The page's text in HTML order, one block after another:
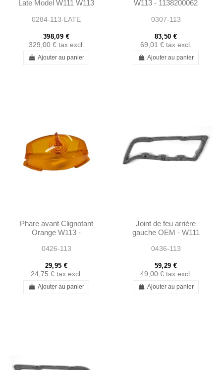
Late Model W111 W113
0284-113-LATE
398,09 €
329,00 € tax excl.
Ajouter au panier
W113 - 1138200062
0307-113
83,50 €
69,01 € tax excl.
Ajouter au panier
Phare avant Clignotant
Orange W113 -
0008260157
0426-113
29,95 €
24,75 € tax excl.
Ajouter au panier
Joint de feu arrière
gauche OEM - W111
0436-113
59,29 €
49,00 € tax excl.
Ajouter au panier